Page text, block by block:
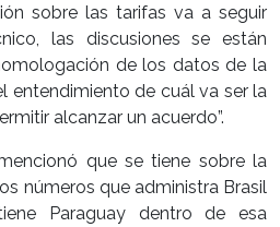
sobre las tarifas va a seguir
las discusiones se están
de los datos de la
entendimiento de cuál va ser la
alcanzar un acuerdo”.
que se tiene sobre la
números que administra Brasil
Paraguay dentro de esa